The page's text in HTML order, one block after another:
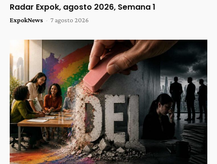
Radar Expok, agosto 2026, Semana 1
ExpokNews - 7 agosto 2026